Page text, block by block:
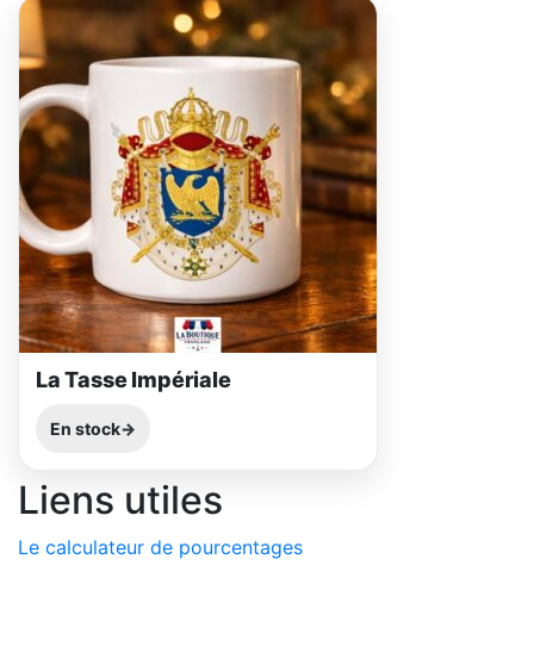
La Tasse Impériale
En stock
Liens utiles
Le calculateur de pourcentages